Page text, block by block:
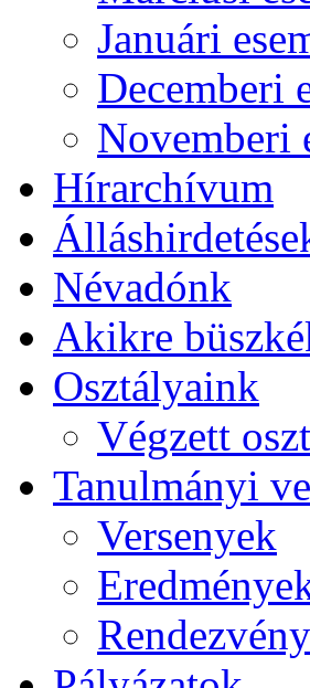
Januári
Decemberi
Novemberi
Hírarchívum
Névadónk
Akikre
Osztályaink
Végzett
Tanulmányi
Versenyek